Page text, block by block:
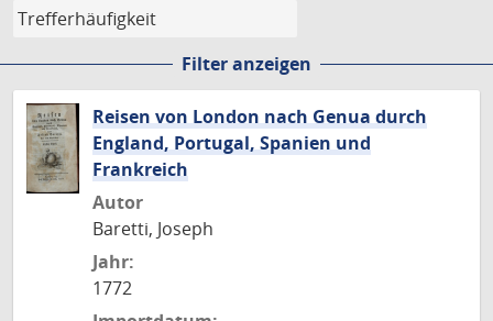
Filter anzeigen
Reisen von London nach Genua durch
England, Portugal, Spanien und
Frankreich
Autor
Baretti, Joseph
Jahr:
1772